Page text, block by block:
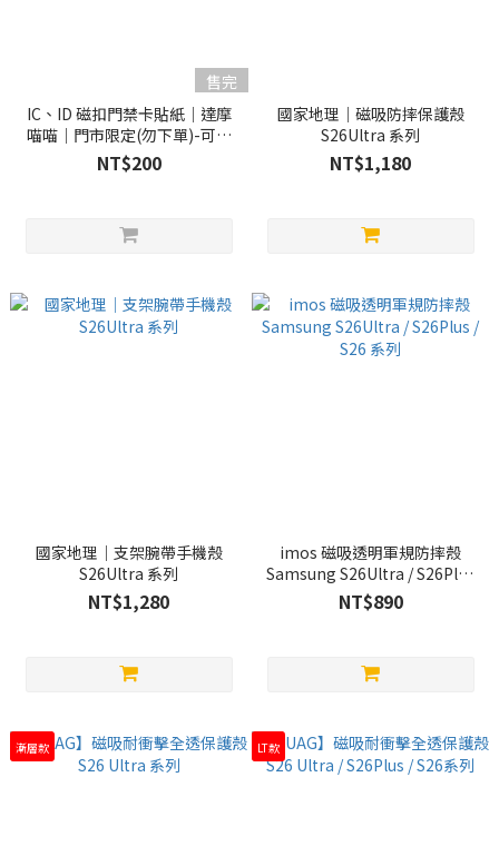
售完
IC、ID 磁扣門禁卡貼紙｜達摩
喵喵｜門市限定(勿下單)-可印
門禁磁扣
NT$200
國家地理｜磁吸防摔保護殼
S26Ultra 系列
NT$1,180
國家地理｜支架腕帶手機殼
S26Ultra 系列
NT$1,280
imos 磁吸透明軍規防摔殼
Samsung S26Ultra / S26Plus
/ S26 系列
NT$890
漸層款 LT款